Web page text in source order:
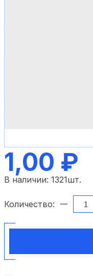
1,00 ₽
В наличии: 1321шт.
Количество: